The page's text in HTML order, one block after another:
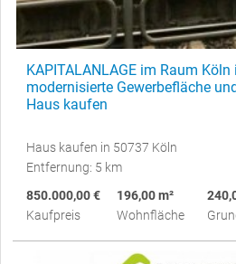
KAPITALANLAGE im Raum
modernisierte Gewerbefläche
Haus kaufen
Haus kaufen in 50737 Köln
Entfernung: 5 km
850.000,00 €
Kaufpreis
196,00 m²
Wohnfläche